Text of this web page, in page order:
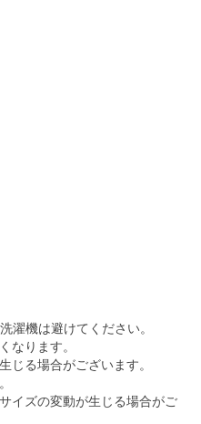
濯機は避けてください。
なります。
じる場合がございます。
イズの変動が生じる場合がご